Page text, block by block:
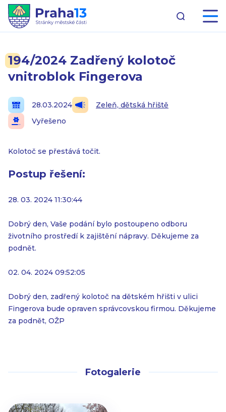
194/2024 Zadřený kolotoč
vnitroblok Fingerova
28.03.2024
Zeleň, dětská hřiště
Vyřešeno
Kolotoč se přestává točit.
Postup řešení:
28. 03. 2024 11:30:44
Dobrý den, Vaše podání bylo postoupeno odboru
životního prostředí k zajištění nápravy. Děkujeme za
podnět.
02. 04. 2024 09:52:05
Dobrý den, zadřený kolotoč na dětském hřišti v ulici
Fingerova bude opraven správcovskou firmou. Děkujeme
za podnět, OŽP
Fotogalerie